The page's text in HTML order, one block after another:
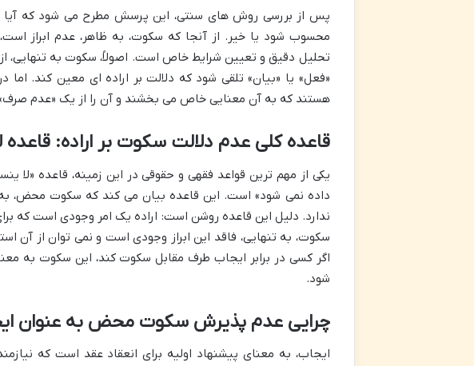
پس از بررسی روش های سنتی، این پرسش مطرح می شود که آیا
محسوب شود یا خیر. از آنجا که سکوت، به ظاهر، عدم ابراز
تحلیل دقیق و تعیین شرایط خاص است. اصولاً، سکوت به تنهایی،
«فعل» یا «بیان» تلقی شود که دلالت بر اراده ای معین کند. اما
هستند که به آن معنایی خاص می بخشند و آن را از یک «عدم صرف»
قاعده کلی عدم دلالت سکوت بر اراده:
یکی از مهم ترین قواعد فقهی و حقوقی در این زمینه، قاعده
داده نمی شود» است. این قاعده بیان می کند که سکوت محض، به
ندارد. دلیل این قاعده روشن است: اراده یک امر وجودی است که
سکوت، به تنهایی، فاقد این ابراز وجودی است و نمی توان از آن
اگر کسی در برابر ایجاب طرف مقابل سکوت کند، این سکوت به
شود.
چرایی عدم پذیرش سکوت محض به عنوان
ایجاب، به معنای پیشنهاد اولیه برای انعقاد عقد است که